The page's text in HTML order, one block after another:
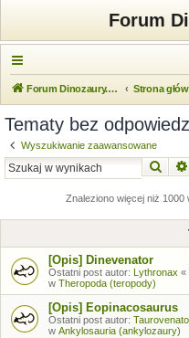
Forum
Forum Dinozaury.com Strona
Tematy bez
Wyszukiwanie zaawansowane
Szukaj
Znaleziono więcej niż 1000
[Opis] Dinevenator
Ostatni post autor: Lythronax «
w Theropoda (teropody)
[Opis] Eopinacosaurus
Ostatni post autor:
w Ankylosauria (ankylozaury)